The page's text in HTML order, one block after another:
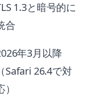
1.3と暗号的に
合
年3月以降
（Safari 26.4で対
）